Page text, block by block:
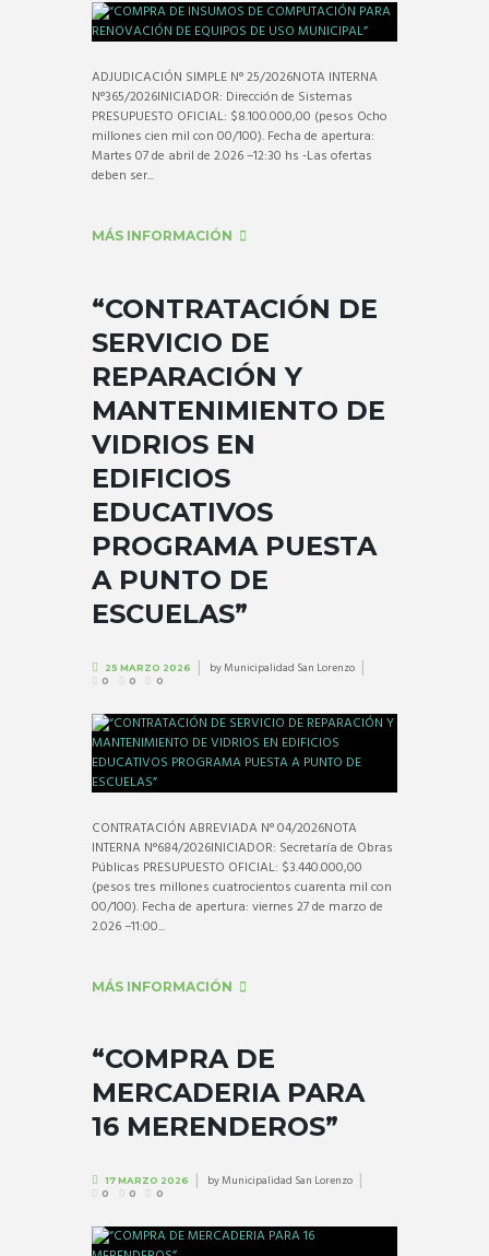
ADJUDICACIÓN SIMPLE N° 25/2026NOTA INTERNA
N°365/2026INICIADOR: Dirección de Sistemas
PRESUPUESTO OFICIAL: $8.100.000,00 (pesos Ocho
millones cien mil con 00/100). Fecha de apertura:
Martes 07 de abril de 2.026 –12:30 hs -Las ofertas
deben ser...
MÁS INFORMACIÓN
“CONTRATACIÓN DE
SERVICIO DE
REPARACIÓN Y
MANTENIMIENTO DE
VIDRIOS EN
EDIFICIOS
EDUCATIVOS
PROGRAMA PUESTA
A PUNTO DE
ESCUELAS”
25 MARZO 2026 byMunicipalidad San Lorenzo
0 0 0
CONTRATACIÓN ABREVIADA N° 04/2026NOTA
INTERNA N°684/2026INICIADOR: Secretaría de Obras
Públicas PRESUPUESTO OFICIAL: $3.440.000,00
(pesos tres millones cuatrocientos cuarenta mil con
00/100). Fecha de apertura: viernes 27 de marzo de
2.026 –11:00...
MÁS INFORMACIÓN
“COMPRA DE
MERCADERIA PARA
16 MERENDEROS”
17 MARZO 2026 byMunicipalidad San Lorenzo
0 0 0